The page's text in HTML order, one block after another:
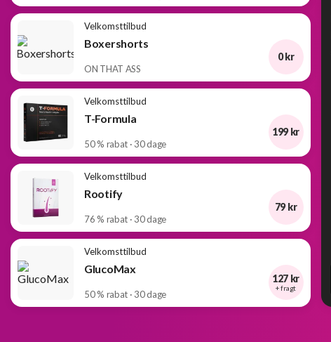
Velkomsttilbud
Boxershorts
ON THAT ASS
0 kr
Velkomsttilbud
T-Formula
50 % rabat · 30 dage
199 kr
Velkomsttilbud
Rootify
76 % rabat · 30 dage
79 kr
Velkomsttilbud
GlucoMax
50 % rabat · 30 dage
127 kr
+ fragt